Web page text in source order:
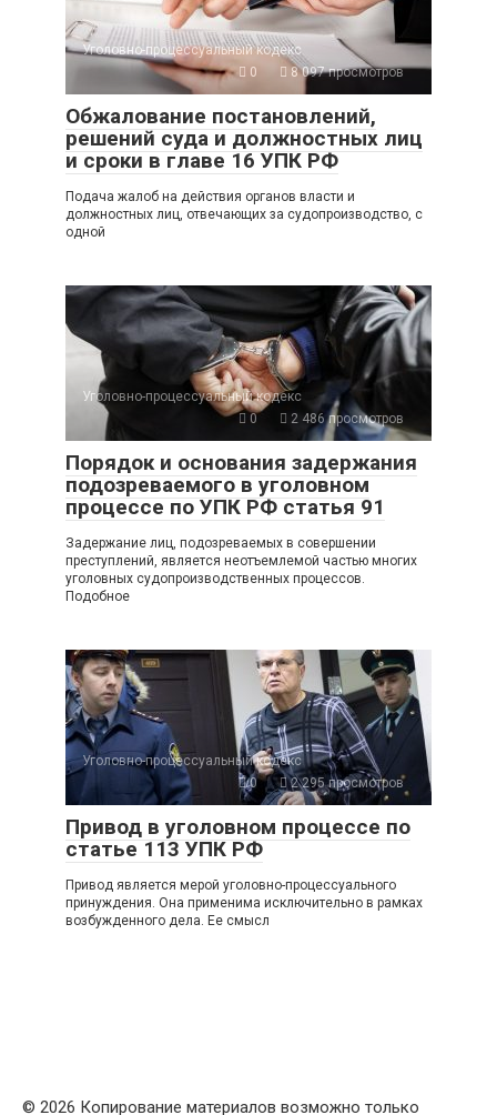
Уголовно-процессуальный кодекс
0
8 097 просмотров
Обжалование постановлений,
решений суда и должностных лиц
и сроки в главе 16 УПК РФ
Подача жалоб на действия органов власти и
должностных лиц, отвечающих за судопроизводство, с
одной
Уголовно-процессуальный кодекс
0
2 486 просмотров
Порядок и основания задержания
подозреваемого в уголовном
процессе по УПК РФ статья 91
Задержание лиц, подозреваемых в совершении
преступлений, является неотъемлемой частью многих
уголовных судопроизводственных процессов.
Подобное
Уголовно-процессуальный кодекс
0
2 295 просмотров
Привод в уголовном процессе по
статье 113 УПК РФ
Привод является мерой уголовно-процессуального
принуждения. Она применима исключительно в рамках
возбужденного дела. Ее смысл
© 2026 Копирование материалов возможно только